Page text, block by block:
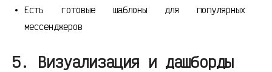
Есть готовые шаблоны для популярных
мессенджеров
5. Визуализация и дашборды